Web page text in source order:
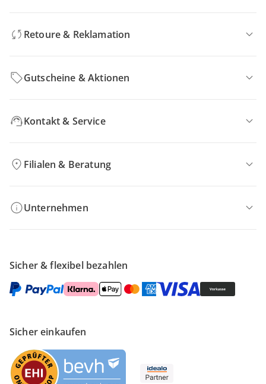
Retoure & Reklamation
Gutscheine & Aktionen
Kontakt & Service
Filialen & Beratung
Unternehmen
Sicher & flexibel bezahlen
Sicher einkaufen